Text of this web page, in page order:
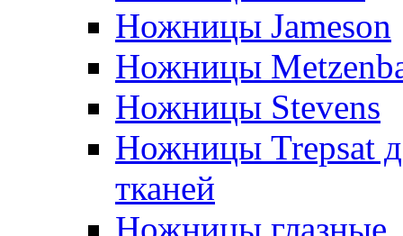
Ножницы Jameson
Ножницы
Ножницы Stevens
Ножницы Trepsat
тканей